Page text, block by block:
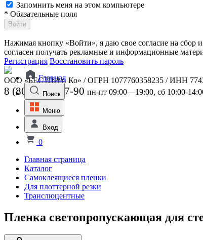
Запомнить меня на этом компьютере
* Обязательные поля
Войти
Нажимая кнопку «Войти», я даю свое согласие на сбор
согласен получать рекламные и информационные
Регистрация Восстановить пароль
ООО «БЕСТЛИ и Ко» / ОГРН 1077760358235 / ИНН
8 (800) 301-07-90 пн-пт 09:00—19:00, сб 10:00-
Главная
Поиск
Меню
Вход
0
Главная страница
Каталог
Самоклеящиеся пленки
Для плоттерной резки
Транслюцентные
Пленка светопропускающая для